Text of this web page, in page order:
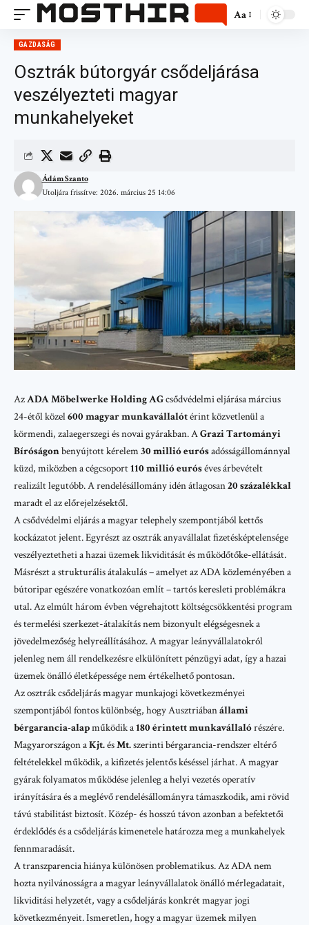
Aa
GAZDASÁG
Osztrák bútorgyár csődeljárása
veszélyezteti magyar
munkahelyeket
Utoljára frissítve: 2026. március 25 14:06
Ádám Szanto
AzADA Möbelwerke Holding AGcsődvédelmi eljárása március
24-étől közel600 magyar munkavállalótérint közvetlenül a
körmendi, zalaegerszegi és novai gyárakban. AGrazi Tartományi
Bíróságonbenyújtott kérelem30 millió eurósadósságállománnyal
küzd, miközben a cégcsoport110 millió euróséves árbevételt
realizált legutóbb. A rendelésállomány idén átlagosan20 százalékkal
maradt el az előrejelzésektől.
A csődvédelmi eljárás a magyar telephely szempontjából kettős
kockázatot jelent. Egyrészt az osztrák anyavállalat fizetésképtelensége
veszélyeztetheti a hazai üzemek likviditását és működőtőke-ellátását.
Másrészt a strukturális átalakulás – amelyet az ADA közleményében a
bútoripar egészére vonatkozóan említ – tartós keresleti problémákra
utal. Az elmúlt három évben végrehajtott költségcsökkentési program
és termelési szerkezet-átalakítás nem bizonyult elégségesnek a
jövedelmezőség helyreállításához. A magyar leányvállalatokról
jelenleg nem áll rendelkezésre elkülönített pénzügyi adat, így a hazai
üzemek önálló életképessége nem értékelhető pontosan.
Az osztrák csődeljárás magyar munkajogi következményei
szempontjából fontos különbség, hogy Ausztriábanállami
bérgarancia-alapműködik a180 érintett munkavállalórészére.
Magyarországon aKjt.ésMt.szerinti bérgarancia-rendszer eltérő
feltételekkel működik, a kifizetés jelentős késéssel járhat. A magyar
gyárak folyamatos működése jelenleg a helyi vezetés operatív
irányítására és a meglévő rendelésállományra támaszkodik, ami rövid
távú stabilitást biztosít. Közép- és hosszú távon azonban a befektetői
érdeklődés és a csődeljárás kimenetele határozza meg a munkahelyek
fennmaradását.
A transzparencia hiánya különösen problematikus. Az ADA nem
hozta nyilvánosságra a magyar leányvállalatok önálló mérlegadatait,
likviditási helyzetét, vagy a csődeljárás konkrét magyar jogi
következményeit. Ismeretlen, hogy a magyar üzemek milyen